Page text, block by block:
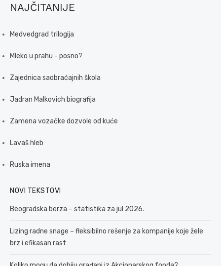
NAJČITANIJE
Medvedgrad trilogija
Mleko u prahu - posno?
Zajednica saobraćajnih škola
Jadran Malkovich biografija
Zamena vozačke dozvole od kuće
Lavaš hleb
Ruska imena
NOVI TEKSTOVI
Beogradska berza – statistika za jul 2026.
Lizing radne snage – fleksibilno rešenje za kompanije koje žele
brz i efikasan rast